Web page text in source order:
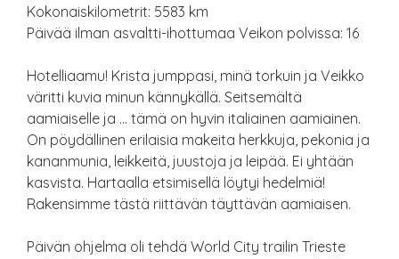
Kokonaiskilometrit: 5583 km
Päivää ilman asvaltti-ihottumaa Veikon polvissa: 16
Hotelliaamu! Krista jumppasi, minä torkuin ja Veikko
väritti kuvia minun kännykällä. Seitsemältä
aamiaiselle ja … tämä on hyvin italiainen aamiainen.
On pöydällinen erilaisia makeita herkkuja, pekonia ja
kananmunia, leikkeitä, juustoja ja leipää. Ei yhtään
kasvista. Hartaalla etsimisellä löytyi hedelmiä!
Rakensimme tästä riittävän täyttävän aamiaisen.
Päivän ohjelma oli tehdä World City trailin Trieste